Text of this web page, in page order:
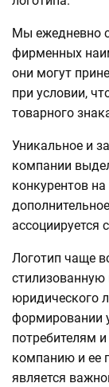
Мы ежедневно
фирменных
они могут
при условии,
товарного
Уникальное и
компании
конкурентов
ассоциируется
Логотип чаще
юридического
формировании
потребителям
компанию и ее
является